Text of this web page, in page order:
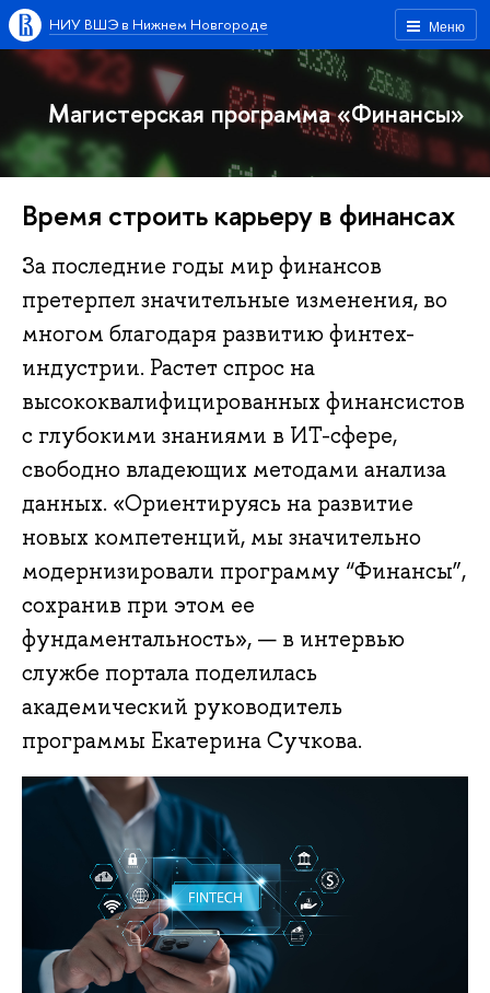
Меню
НИУ ВШЭ в Нижнем Новгороде
Магистерская программа «Финансы»
Время строить карьеру в финансах
За последние годы мир финансов
претерпел значительные изменения, во
многом благодаря развитию финтех-
индустрии. Растет спрос на
высококвалифицированных финансистов
с глубокими знаниями в ИТ-сфере,
свободно владеющих методами анализа
данных. «Ориентируясь на развитие
новых компетенций, мы значительно
модернизировали программу “Финансы”,
сохранив при этом ее
фундаментальность», — в интервью
службе портала поделилась
академический руководитель
программы Екатерина Сучкова.